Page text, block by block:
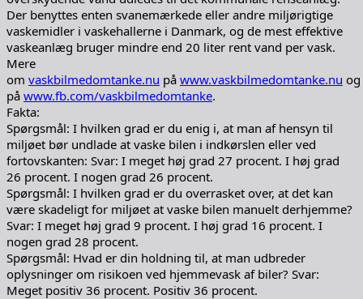
Der benyttes enten svanemærkede eller andre miljørigtige
vaskemidler i vaskehallerne i Danmark, og de mest effektive
vaskeanlæg bruger mindre end 20 liter rent vand per vask.
Mere
om vaskbilmedomtanke.nu på www.vaskbilmedomtanke.nu og
på www.fb.com/vaskbilmedomtanke.
Fakta:
Spørgsmål: I hvilken grad er du enig i, at man af hensyn til
miljøet bør undlade at vaske bilen i indkørslen eller ved
fortovskanten: Svar: I meget høj grad 27 procent. I høj grad
26 procent. I nogen grad 26 procent.
Spørgsmål: I hvilken grad er du overrasket over, at det kan
være skadeligt for miljøet at vaske bilen manuelt derhjemme?
Svar: I meget høj grad 9 procent. I høj grad 16 procent. I
nogen grad 28 procent.
Spørgsmål: Hvad er din holdning til, at man udbreder
oplysninger om risikoen ved hjemmevask af biler? Svar:
Meget positiv 36 procent. Positiv 36 procent.